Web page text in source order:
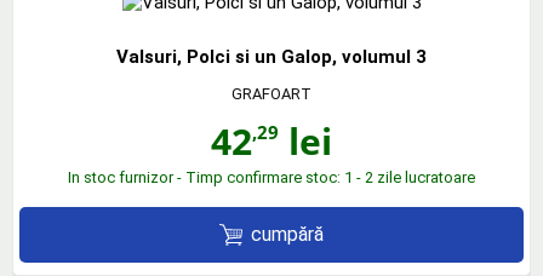
Valsuri, Polci si un Galop, volumul 3
GRAFOART
42,29 lei
In stoc furnizor - Timp confirmare stoc: 1 - 2 zile lucratoare
cumpără